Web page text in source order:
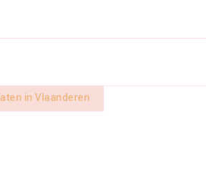
in Vlaanderen